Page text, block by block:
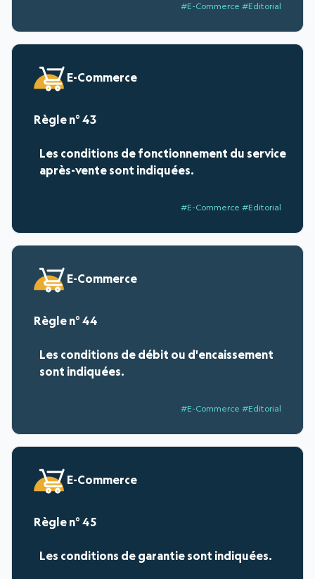
#E-Commerce #Editorial
E-Commerce
43
Les conditions de fonctionnement du service
après-vente sont indiquées.
#E-Commerce #Editorial
E-Commerce
44
Les conditions de débit ou d'encaissement
sont indiquées.
#E-Commerce #Editorial
E-Commerce
45
Les conditions de garantie sont indiquées.